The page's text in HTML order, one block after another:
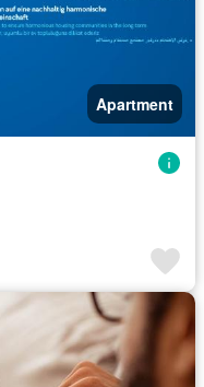
Apartment